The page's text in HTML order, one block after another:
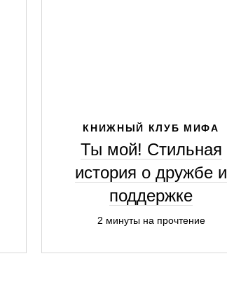
КНИЖНЫЙ КЛУБ МИФА
Ты мой! Стильная
история о дружбе и
поддержке
2 минуты на прочтение